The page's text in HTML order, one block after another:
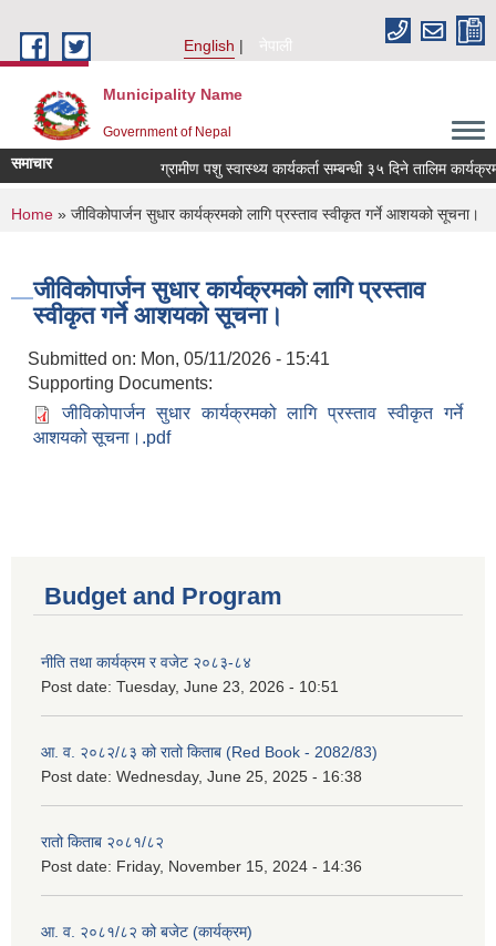
English
नेपाली
Municipality Name
Government of Nepal
समाचार ग्रामीण पशु स्वास्थ्य कार्यकर्ता सम्बन्धी ३५ दिने तालिम
You are here
Home » जीविकोपार्जन सुधार कार्यक्रमको लागि प्रस्ताव स्वीकृत गर्ने आशयको सूचना।
जीविकोपार्जन सुधार कार्यक्रमको लागि प्रस्ताव
स्वीकृत गर्ने आशयको सूचना।
Submitted on: Mon, 05/11/2026 - 15:41
Supporting Documents:
जीविकोपार्जन सुधार कार्यक्रमको लागि प्रस्ताव स्वीकृत गर्ने
आशयको सूचना।.pdf
Budget and Program
नीति तथा कार्यक्रम र वजेट २०८३-८४
Post date: Tuesday, June 23, 2026 - 10:51
आ. व. २०८२/८३ को रातो किताब (Red Book - 2082/83)
Post date: Wednesday, June 25, 2025 - 16:38
रातो किताब २०८१/८२
Post date: Friday, November 15, 2024 - 14:36
आ. व. २०८१/८२ को बजेट (कार्यक्रम)